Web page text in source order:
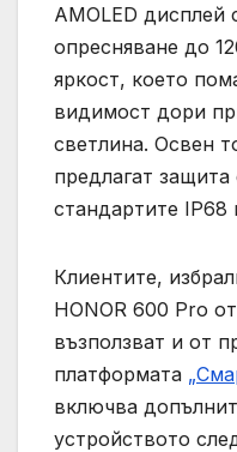
AMOLED дисплей
опресняване до
яркост, което
видимост дори
светлина. Освен
предлагат
стандартите IP68
Клиентите,
HONOR 600 Pro
възползват и от
платформата
включва
устройството